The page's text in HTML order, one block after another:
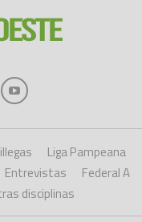
Liga Pampeana
Entrevistas
Federal A
disciplinas